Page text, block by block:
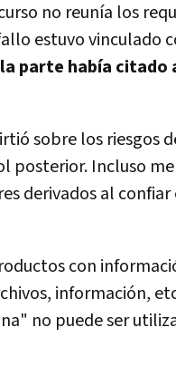
no reunía los
estuvo vinculado
la parte había citado
sobre los riesgos
posterior. Incluso
derivados al
con
información,
no puede ser